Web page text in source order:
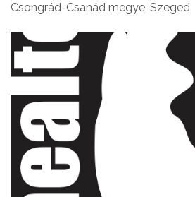
Csongrád-Csanád megye, Szeged